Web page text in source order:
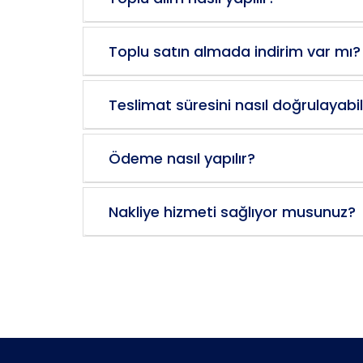
Toplu satın almada indirim var mı?
Teslimat süresini nasıl
Ödeme nasıl yapılır?
Nakliye hizmeti sağlıyor musunuz?